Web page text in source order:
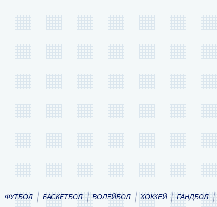
ФУТБОЛ БАСКЕТБОЛ ВОЛЕЙБОЛ ХОККЕЙ ГАНДБОЛ